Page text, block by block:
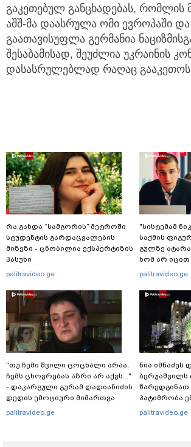
გაკეთებულ განცხადებას, რომლის
აშშ-მა დაასრულა ომი ევროპაში და
გაათავისუფლა გერმანია
შესაბამისად, შეუძლია უკრაინის
დასასრულებლად რაღაც
რა გახდა “სამგორის” მეტროში
სტუდენტის გარდაცვალების
მიზეზი - ცნობილია ექსპერტიზის
პასუხი
palitravideo.ge
"თუ ჩემი შვილი ცოცხალი არაა,
ჩემს ცხოვრებას აზრი არ აქვს..."
- დაკარგული გურამ დადიანიძის
დედის ემოციური მიმართვა
palitravideo.ge
"სისტემამ
საქმის
გულზე
ხომ არ იცით
იმიტომ რომ
palitravideo.ge
ნია იმნაძეს
წარედგინათ
პატიმრობა
palitravideo.ge